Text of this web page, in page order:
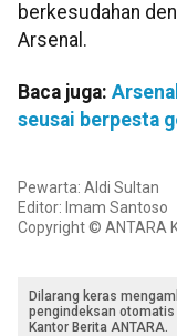
berkesudahan
Arsenal.
Baca juga:
seusai berpesta
Pewarta: Aldi Sultan
Editor: Imam Santoso
Copyright © ANTARA
Dilarang keras
pengindeksan
Kantor Berita ANTARA.